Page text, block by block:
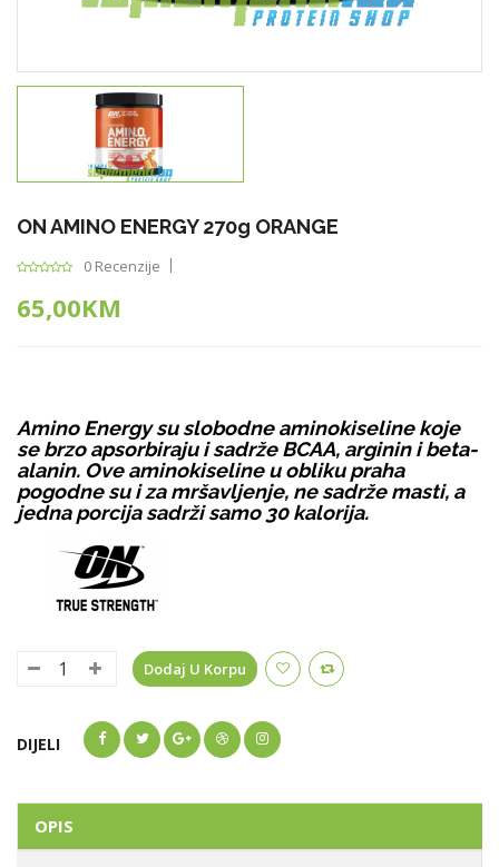
ON AMINO ENERGY 270g ORANGE
0 Recenzije
65,00KM
Amino Energy su slobodne aminokiseline koje
se brzo apsorbiraju i sadrže BCAA, arginin i beta-
alanin. Ove aminokiseline u obliku praha
pogodne su i za mršavljenje, ne sadrže masti, a
jedna porcija sadrži samo 30 kalorija.
Dodaj U Korpu
DIJELI
OPIS